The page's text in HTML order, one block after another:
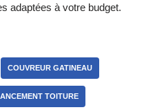
adaptées à votre budget.
COUVREUR GATINEAU
TOITURE